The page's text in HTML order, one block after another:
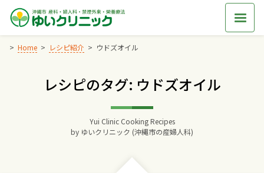
Skip
content
Home レシピ紹介 ウドズオイル
レシピのタグ: ウドズオイル
Yui Clinic Cooking Recipes
by ゆいクリニック (沖縄市の産婦人科)
Home
交通アクセス